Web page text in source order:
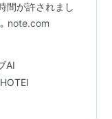
間が許されまし
note.com
AI
HOTEI